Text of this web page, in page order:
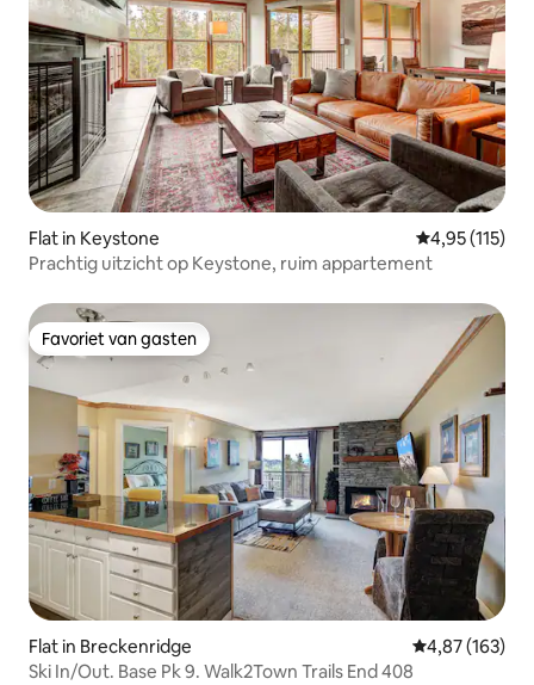
Flat in Keystone Gemiddelde
4,95 (115)
Prachtig uitzicht op Keystone, ruim appartement
Favoriet van gasten
Favoriet van gasten
Flat in Breckenridge Gemiddelde
4,87 (163)
Ski In/Out. Base Pk 9. Walk2Town Trails End 408